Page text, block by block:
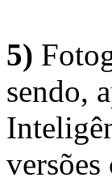
5)
sendo,